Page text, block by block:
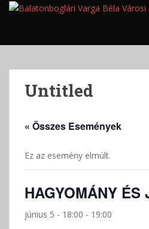
p
Untitled
« Összes Események
Ez az esemény elmúlt.
HAGYOMÁNY ÉS
június 5 - 18:00 - 19:00